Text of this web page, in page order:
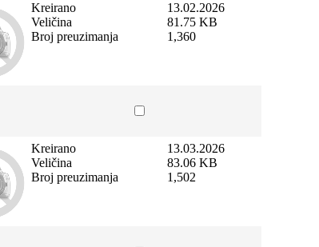
Kreirano
Veličina
Broj preuzimanja
13.02.2026
81.75 KB
1,360
Kreirano
Veličina
Broj preuzimanja
13.03.2026
83.06 KB
1,502